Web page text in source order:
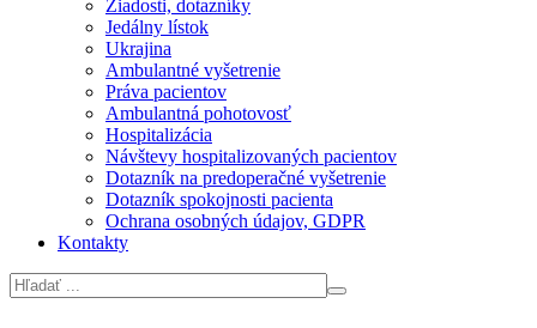
Žiadosti, dotazníky
Jedálny lístok
Ukrajina
Ambulantné vyšetrenie
Práva pacientov
Ambulantná pohotovosť
Hospitalizácia
Návštevy hospitalizovaných pacientov
Dotazník na predoperačné vyšetrenie
Dotazník spokojnosti pacienta
Ochrana osobných údajov, GDPR
Kontakty